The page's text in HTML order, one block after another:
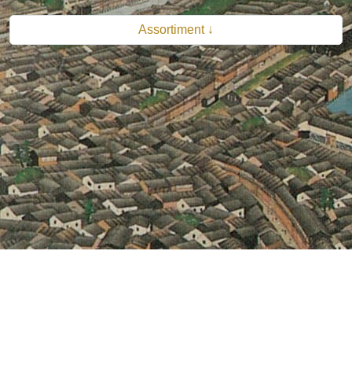
Assortiment ↓